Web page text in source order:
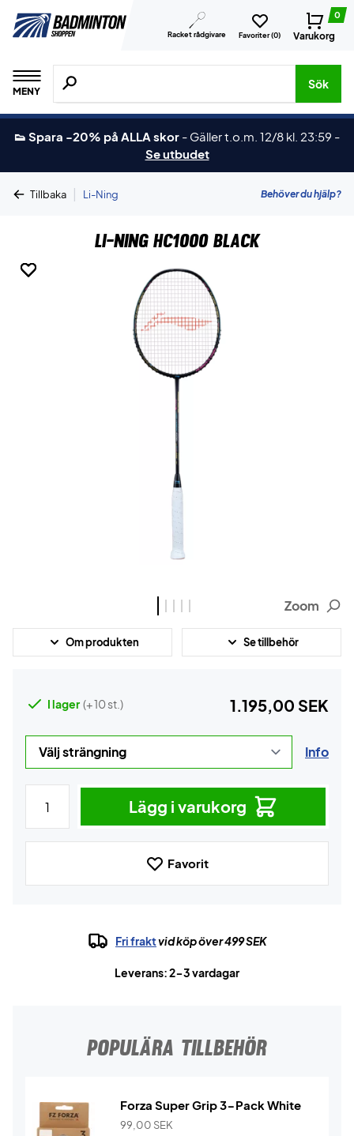
Racket rådgivare Favoriter (0)
0
Varukorg
MENY
Sök efter produkter, märken osv.
Sök
👟 Spara -20% på ALLA skor - Gäller t.o.m. 12/8 kl. 23:59 -
Se utbudet
Tillbaka | Li-Ning Behöver du hjälp?
Li-Ning HC1000 Black
Zoom
Om produkten Se tillbehör
I lager (+ 10 st.) 1.195,00 SEK
Info
Lägg i varukorg
Favorit
Fri fraktvid köp över 499 SEK
Leverans: 2-3 vardagar
POPULÄRA TILLBEHÖR
Forza Super Grip 3-Pack White
99,00 SEK